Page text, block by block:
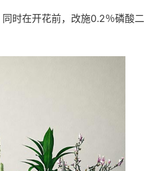
时在开花前，改施0.2％磷酸二